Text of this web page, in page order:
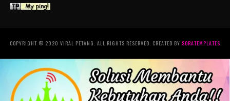
COPYRIGHT © 2020 VIRAL PETANG. ALL RIGHTS RESERVED. CREATED BY SORATEMPLATES